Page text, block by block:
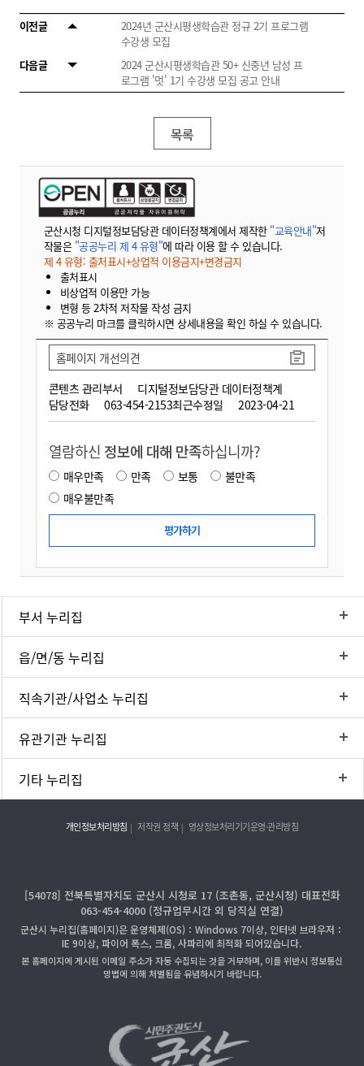
이전글
2024년 군산시평생학습관 정규 2기 프로그램
수강생 모집
다음글
2024 군산시평생학습관 50+ 신중년 남성 프
로그램 '멋' 1기 수강생 모집 공고 안내
목록
군산시청 디지털정보담당관 데이터정책계에서 제작한 "교육안내"저
작물은 "공공누리 제 4 유형"에 따라 이용 할 수 있습니다.
제 4 유형: 출처표시+상업적 이용금지+변경금지
출처표시
비상업적 이용만 가능
변형 등 2차적 저작물 작성 금지
※ 공공누리 마크를 클릭하시면 상세내용을 확인 하실 수 있습니다.
콘텐츠 관리부서
디지털정보담당관 데이터정책계
담당전화
063-454-2153최근수정일 2023-04-21
홈페이지 개선의견
열람하신 정보에 대해 만족하십니까?
매우만족 만족 보통
불만족
매우불만족
부서 누리집
읍/면/동 누리집
직속기관/사업소 누리집
유관기관 누리집
기타 누리집
개인정보처리방침 저작권 정책 영상정보처리기기운영·관리방침
[54078] 전북특별자치도 군산시 시청로 17 (조촌동, 군산시청) 대표전화
063-454-4000 (정규업무시간 외 당직실 연결)
군산시 누리집(홈페이지)은 운영체제(OS)：Windows 7이상, 인터넷 브라우저：
IE 9이상, 파이어 폭스, 크롬, 사파리에 최적화 되어있습니다.
본 홈페이지에 게시된 이메일 주소가 자동 수집되는 것을 거부하며, 이를 위반시 정보통신
망법에 의해 처벌됨을 유념하시기 바랍니다.